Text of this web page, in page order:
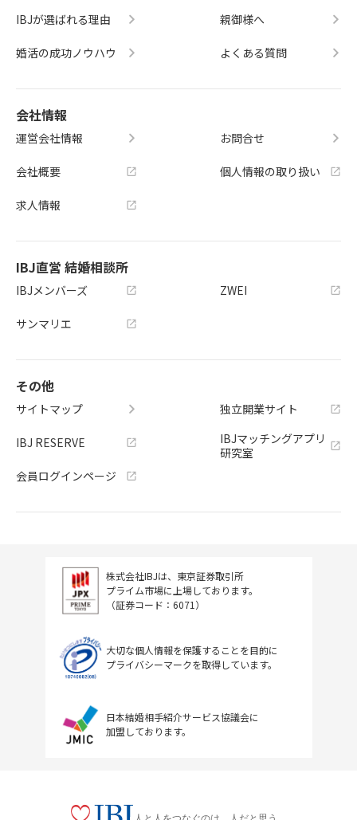
IBJが選ばれる理由
婚活の成功ノウハウ
親御様へ
よくある質問
会社情報
運営会社情報
会社概要
求人情報
お問合せ
個人情報の取り扱い
IBJ直営 結婚相談所
IBJメンバーズ
サンマリエ
ZWEI
その他
サイトマップ
IBJ RESERVE
会員ログインページ
独立開業サイト
IBJマッチングアプリ
研究室
株式会社IBJは、東京証券取引所
プライム市場に上場しております。
（証券コード：6071）
大切な個人情報を保護することを目的に
プライバシーマークを取得しています。
日本結婚相手紹介サービス協議会に
加盟しております。